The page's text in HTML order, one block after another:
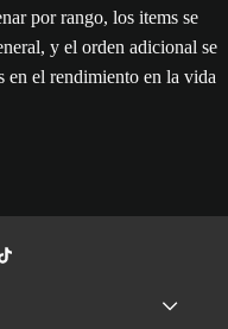
por rango, los items se
y el orden adicional se
en el rendimiento en la vida